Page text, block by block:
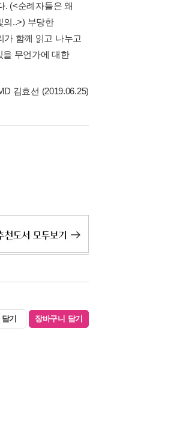
. (<순례자들은 왜
의..>) 부당한
함께 읽고 나누고
을 무언가에 대한
김효선 (2019.06.25)
기 장바구니 담기